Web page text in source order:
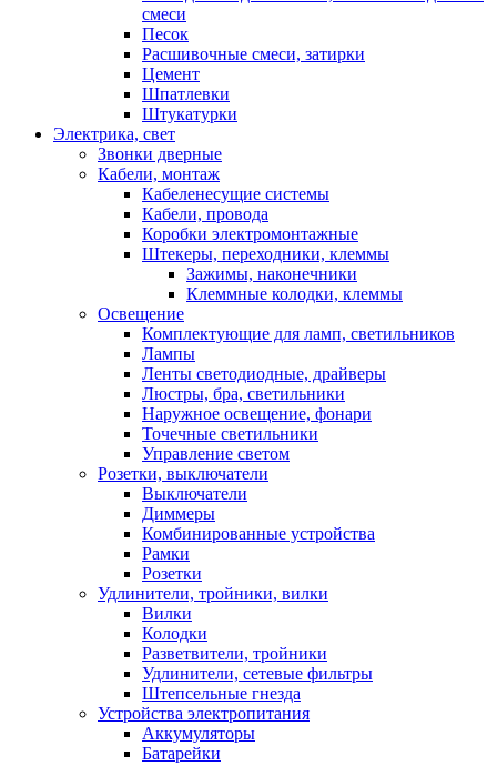
смеси
Песок
Расшивочные смеси, затирки
Цемент
Шпатлевки
Штукатурки
Электрика, свет
Звонки дверные
Кабели, монтаж
Кабеленесущие системы
Кабели, провода
Коробки электромонтажные
Штекеры, переходники, клеммы
Зажимы, наконечники
Клеммные колодки, клеммы
Освещение
Комплектующие для ламп, светильников
Лампы
Ленты светодиодные, драйверы
Люстры, бра, светильники
Наружное освещение, фонари
Точечные светильники
Управление светом
Розетки, выключатели
Выключатели
Диммеры
Комбинированные устройства
Рамки
Розетки
Удлинители, тройники, вилки
Вилки
Колодки
Разветвители, тройники
Удлинители, сетевые фильтры
Штепсельные гнезда
Устройства электропитания
Аккумуляторы
Батарейки